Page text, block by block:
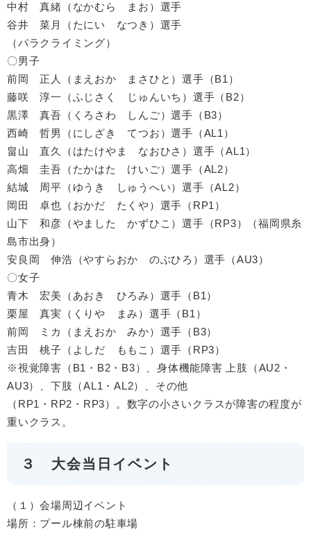
中村 真緒（なかむら まお）選手
谷井 菜月（たにい なつき）選手
（パラクライミング）
〇男子
前岡 正人（まえおか まさひと）選手（B1）
藤咲 淳一（ふじさく じゅんいち）選手（B2）
黒澤 真吾（くろさわ しんご）選手（B3）
西崎 哲男（にしざき てつお）選手（AL1）
畠山 直久（はたけやま なおひさ）選手（AL1）
高畑 圭吾（たかはた けいご）選手（AL2）
結城 周平（ゆうき しゅうへい）選手（AL2）
岡田 卓也（おかだ たくや）選手（RP1）
山下 和彦（やました かずひこ）選手（RP3）（福岡県糸
島市出身）
安良岡 伸浩（やすらおか のぶひろ）選手（AU3）
〇女子
青木 宏美（あおき ひろみ）選手（B1）
栗屋 真実（くりや まみ）選手（B1）
前岡 ミカ（まえおか みか）選手（B3）
吉田 桃子（よしだ ももこ）選手（RP3）
※視覚障害（B1・B2・B3）、身体機能障害 上肢（AU2・
AU3）、下肢（AL1・AL2）、その他
（RP1・RP2・RP3）。数字の小さいクラスが障害の程度が
重いクラス。
３ 大会当日イベント
（１）会場周辺イベント
場所：プール棟前の駐車場